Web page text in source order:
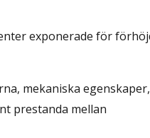
exponerade för
mekaniska egenskaper,
prestanda mellan